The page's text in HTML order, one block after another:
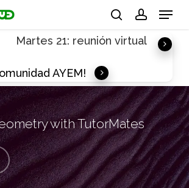
Menu
Martes 21: reunión virtual
AYEM!
with TutorMates